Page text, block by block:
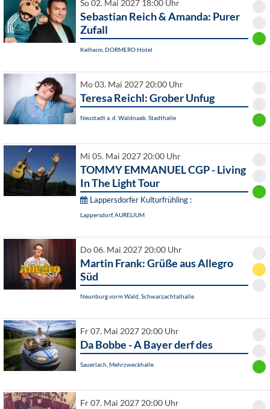
So 02. Mai 2027 18:00 Uhr
Sebastian Reich & Amanda: Purer
Zufall
Kelheim, DORMERO Hotel
Mo 03. Mai 2027 20:00 Uhr
Teresa Reichl: Grober Unfug
Neustadt a. d. Waldnaab, Stadthalle
Mi 05. Mai 2027 20:00 Uhr
TOMMY EMMANUEL CGP - Living
In The Light Tour
Lappersdorfer Kulturfrühling :
Lappersdorf, AURELIUM
Do 06. Mai 2027 20:00 Uhr
Martin Frank: Grüße aus Allegro
Süd
Neunburg vorm Wald, Schwarzachtalhalle
Fr 07. Mai 2027 20:00 Uhr
Da Bobbe - A Bayer derf des
Sauerlach, Mehrzweckhalle
Fr 07. Mai 2027 20:00 Uhr